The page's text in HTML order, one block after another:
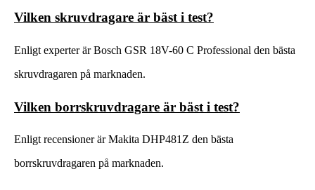
Vilken skruvdragare är bäst i test?
Enligt experter är Bosch GSR 18V-60 C Professional den bästa
skruvdragaren på marknaden.
Vilken borrskruvdragare är bäst i test?
Enligt recensioner är Makita DHP481Z den bästa
borrskruvdragaren på marknaden.